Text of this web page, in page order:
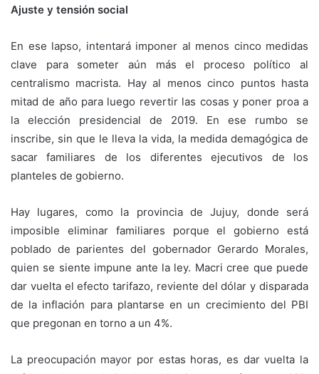
Ajuste y tensión social
En ese lapso, intentará imponer al menos cinco medidas
clave para someter aún más el proceso político al
centralismo macrista. Hay al menos cinco puntos hasta
mitad de año para luego revertir las cosas y poner proa a
la elección presidencial de 2019. En ese rumbo se
inscribe, sin que le lleva la vida, la medida demagógica de
sacar familiares de los diferentes ejecutivos de los
planteles de gobierno.
Hay lugares, como la provincia de Jujuy, donde será
imposible eliminar familiares porque el gobierno está
poblado de parientes del gobernador Gerardo Morales,
quien se siente impune ante la ley. Macri cree que puede
dar vuelta el efecto tarifazo, reviente del dólar y disparada
de la inflación para plantarse en un crecimiento del PBI
que pregonan en torno a un 4%.
La preocupación mayor por estas horas, es dar vuelta la